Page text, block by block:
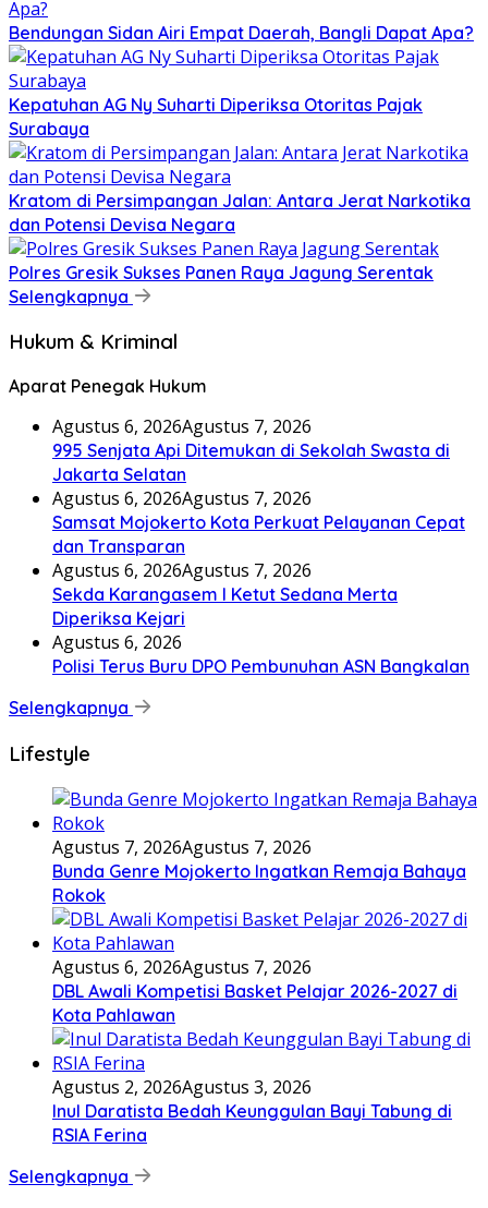
Bendungan Sidan Airi Empat Daerah, Bangli Dapat Apa?
Kepatuhan AG Ny Suharti Diperiksa Otoritas Pajak
Surabaya
Kratom di Persimpangan Jalan: Antara Jerat Narkotika
dan Potensi Devisa Negara
Polres Gresik Sukses Panen Raya Jagung Serentak
Selengkapnya
Hukum & Kriminal
Aparat Penegak Hukum
Agustus 6, 2026Agustus 7, 2026
995 Senjata Api Ditemukan di Sekolah Swasta di
Jakarta Selatan
Agustus 6, 2026Agustus 7, 2026
Samsat Mojokerto Kota Perkuat Pelayanan Cepat
dan Transparan
Agustus 6, 2026Agustus 7, 2026
Sekda Karangasem I Ketut Sedana Merta
Diperiksa Kejari
Agustus 6, 2026
Polisi Terus Buru DPO Pembunuhan ASN Bangkalan
Selengkapnya
Lifestyle
Agustus 7, 2026Agustus 7, 2026
Bunda Genre Mojokerto Ingatkan Remaja Bahaya
Rokok
Agustus 6, 2026Agustus 7, 2026
DBL Awali Kompetisi Basket Pelajar 2026-2027 di
Kota Pahlawan
Agustus 2, 2026Agustus 3, 2026
Inul Daratista Bedah Keunggulan Bayi Tabung di
RSIA Ferina
Selengkapnya